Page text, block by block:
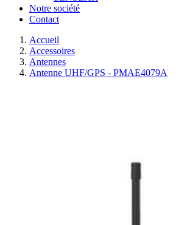
Notre société
Contact
Accueil
Accessoires
Antennes
Antenne UHF/GPS - PMAE4079A